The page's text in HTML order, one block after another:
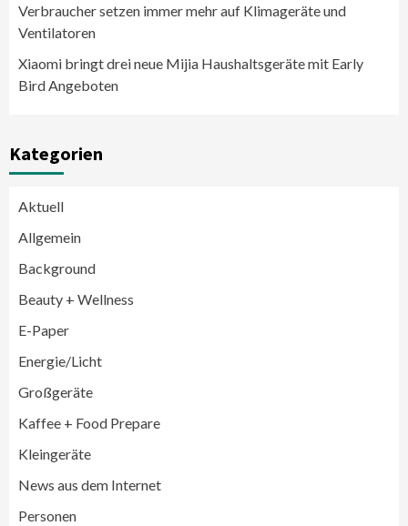
Verbraucher setzen immer mehr auf Klimageräte und
Ventilatoren
Xiaomi bringt drei neue Mijia Haushaltsgeräte mit Early
Bird Angeboten
Kategorien
Aktuell
Allgemein
Background
Beauty + Wellness
E-Paper
Energie/Licht
Großgeräte
Kaffee + Food Prepare
Kleingeräte
News aus dem Internet
Personen
3
medisana erhält Plus X Award für